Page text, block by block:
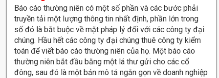
Báo cáo thường niên có một số phần và các bước phải
truyền tải một lượng thông tin nhất định, phần lớn trong
số đó là bắt buộc về mặt pháp lý đối với các công ty đại
chúng. Hầu hết các công ty đại chúng thuê công ty kiểm
toán để viết báo cáo thường niên của họ. Một báo cáo
thường niên bắt đầu bằng một lá thư gửi cho các cổ
đông, sau đó là một bản mô tả ngắn gọn về doanh nghiệp